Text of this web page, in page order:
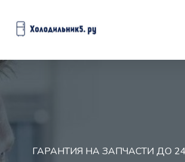
ГАРАНТИЯ НА ЗАПЧАСТИ ДО